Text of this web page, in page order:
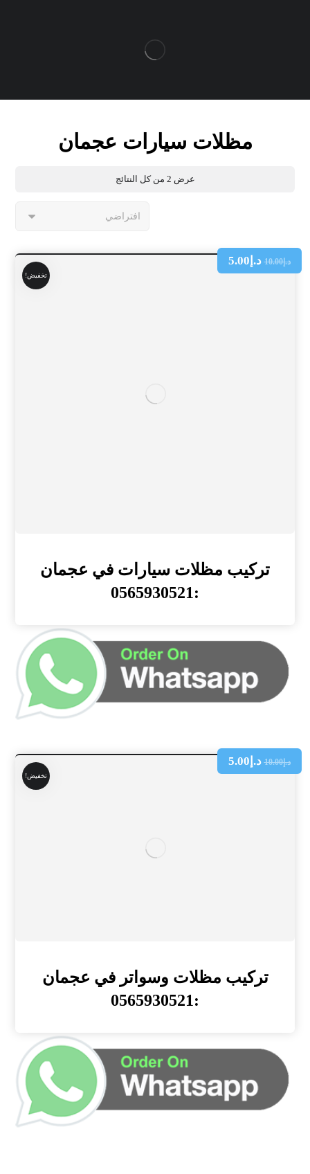
مظلات سيارات عجمان
عرض ⁦2⁩ من كل النتائج
تخفيض!
تركيب مظلات سيارات في عجمان
:0565930521
د.إ10.00 د.إ 5.00
تخفيض!
تركيب مظلات وسواتر في عجمان
:0565930521
د.إ10.00 د.إ 5.00